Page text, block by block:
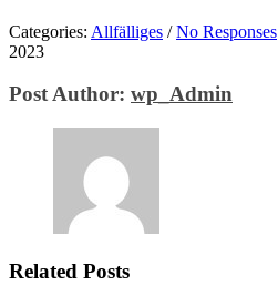
Categories: Allfälliges / No Responses
2023
Post Author: wp_Admin
Related Posts